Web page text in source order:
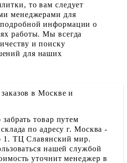
то вам следует
менеджерами для
информации о
работы. Мы всегда
и поиску
для наших
в Москве и
товар путем
по адресу г. Москва -
ТЦ Славянский мир.
нашей службой
уточнит менеджер в